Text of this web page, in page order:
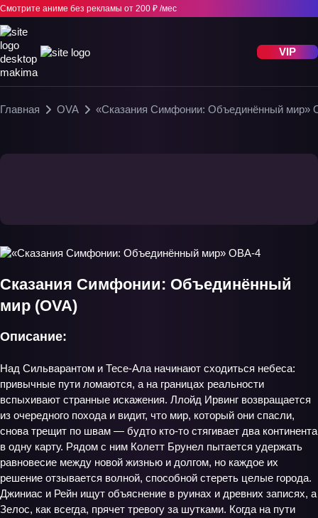
Смотрите аниме без рекламы от 200 ₽ /мес
VIP
Главная OVA «Сказания Симфонии: Объединённый мир»
Сказания Симфонии: Объединённый
мир (OVA)
Описание:
Над Сильварантом и Тесе-Ала начинают сходиться небеса:
привычные пути ломаются, а на границах реальности
вспыхивают странные искажения. Ллойд Ирвинг возвращается
из очередного похода и видит, что мир, который они спасли,
снова трещит по швам — будто кто‑то стягивает два континента
в одну карту. Рядом с ним Колетт Брунел пытается удержать
равновесие между новой жизнью и долгом, но каждое их
решение отзывается волной, способной стереть целые города.
Джиниас и Рейн ищут объяснение в руинах и древних записях, а
Зелос, как всегда, прячет тревогу за шутками. Когда на пути